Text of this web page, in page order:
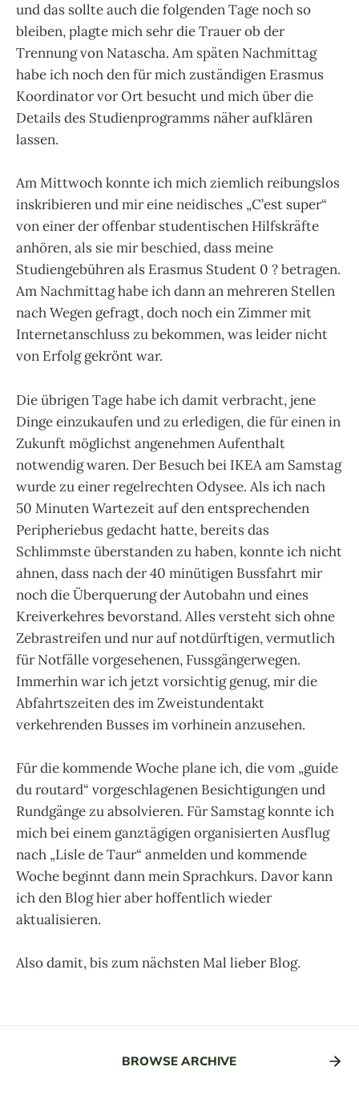
und das sollte auch die folgenden Tage noch so
bleiben, plagte mich sehr die Trauer ob der
Trennung von Natascha. Am späten Nachmittag
habe ich noch den für mich zuständigen Erasmus
Koordinator vor Ort besucht und mich über die
Details des Studienprogramms näher aufklären
lassen.
Am Mittwoch konnte ich mich ziemlich reibungslos
inskribieren und mir eine neidisches „C’est super“
von einer der offenbar studentischen Hilfskräfte
anhören, als sie mir beschied, dass meine
Studiengebühren als Erasmus Student 0 ? betragen.
Am Nachmittag habe ich dann an mehreren Stellen
nach Wegen gefragt, doch noch ein Zimmer mit
Internetanschluss zu bekommen, was leider nicht
von Erfolg gekrönt war.
Die übrigen Tage habe ich damit verbracht, jene
Dinge einzukaufen und zu erledigen, die für einen in
Zukunft möglichst angenehmen Aufenthalt
notwendig waren. Der Besuch bei IKEA am Samstag
wurde zu einer regelrechten Odysee. Als ich nach
50 Minuten Wartezeit auf den entsprechenden
Peripheriebus gedacht hatte, bereits das
Schlimmste überstanden zu haben, konnte ich nicht
ahnen, dass nach der 40 minütigen Bussfahrt mir
noch die Überquerung der Autobahn und eines
Kreiverkehres bevorstand. Alles versteht sich ohne
Zebrastreifen und nur auf notdürftigen, vermutlich
für Notfälle vorgesehenen, Fussgängerwegen.
Immerhin war ich jetzt vorsichtig genug, mir die
Abfahrtszeiten des im Zweistundentakt
verkehrenden Busses im vorhinein anzusehen.
Für die kommende Woche plane ich, die vom „guide
du routard“ vorgeschlagenen Besichtigungen und
Rundgänge zu absolvieren. Für Samstag konnte ich
mich bei einem ganztägigen organisierten Ausflug
nach „Lisle de Taur“ anmelden und kommende
Woche beginnt dann mein Sprachkurs. Davor kann
ich den Blog hier aber hoffentlich wieder
aktualisieren.
Also damit, bis zum nächsten Mal lieber Blog.
BROWSE ARCHIVE